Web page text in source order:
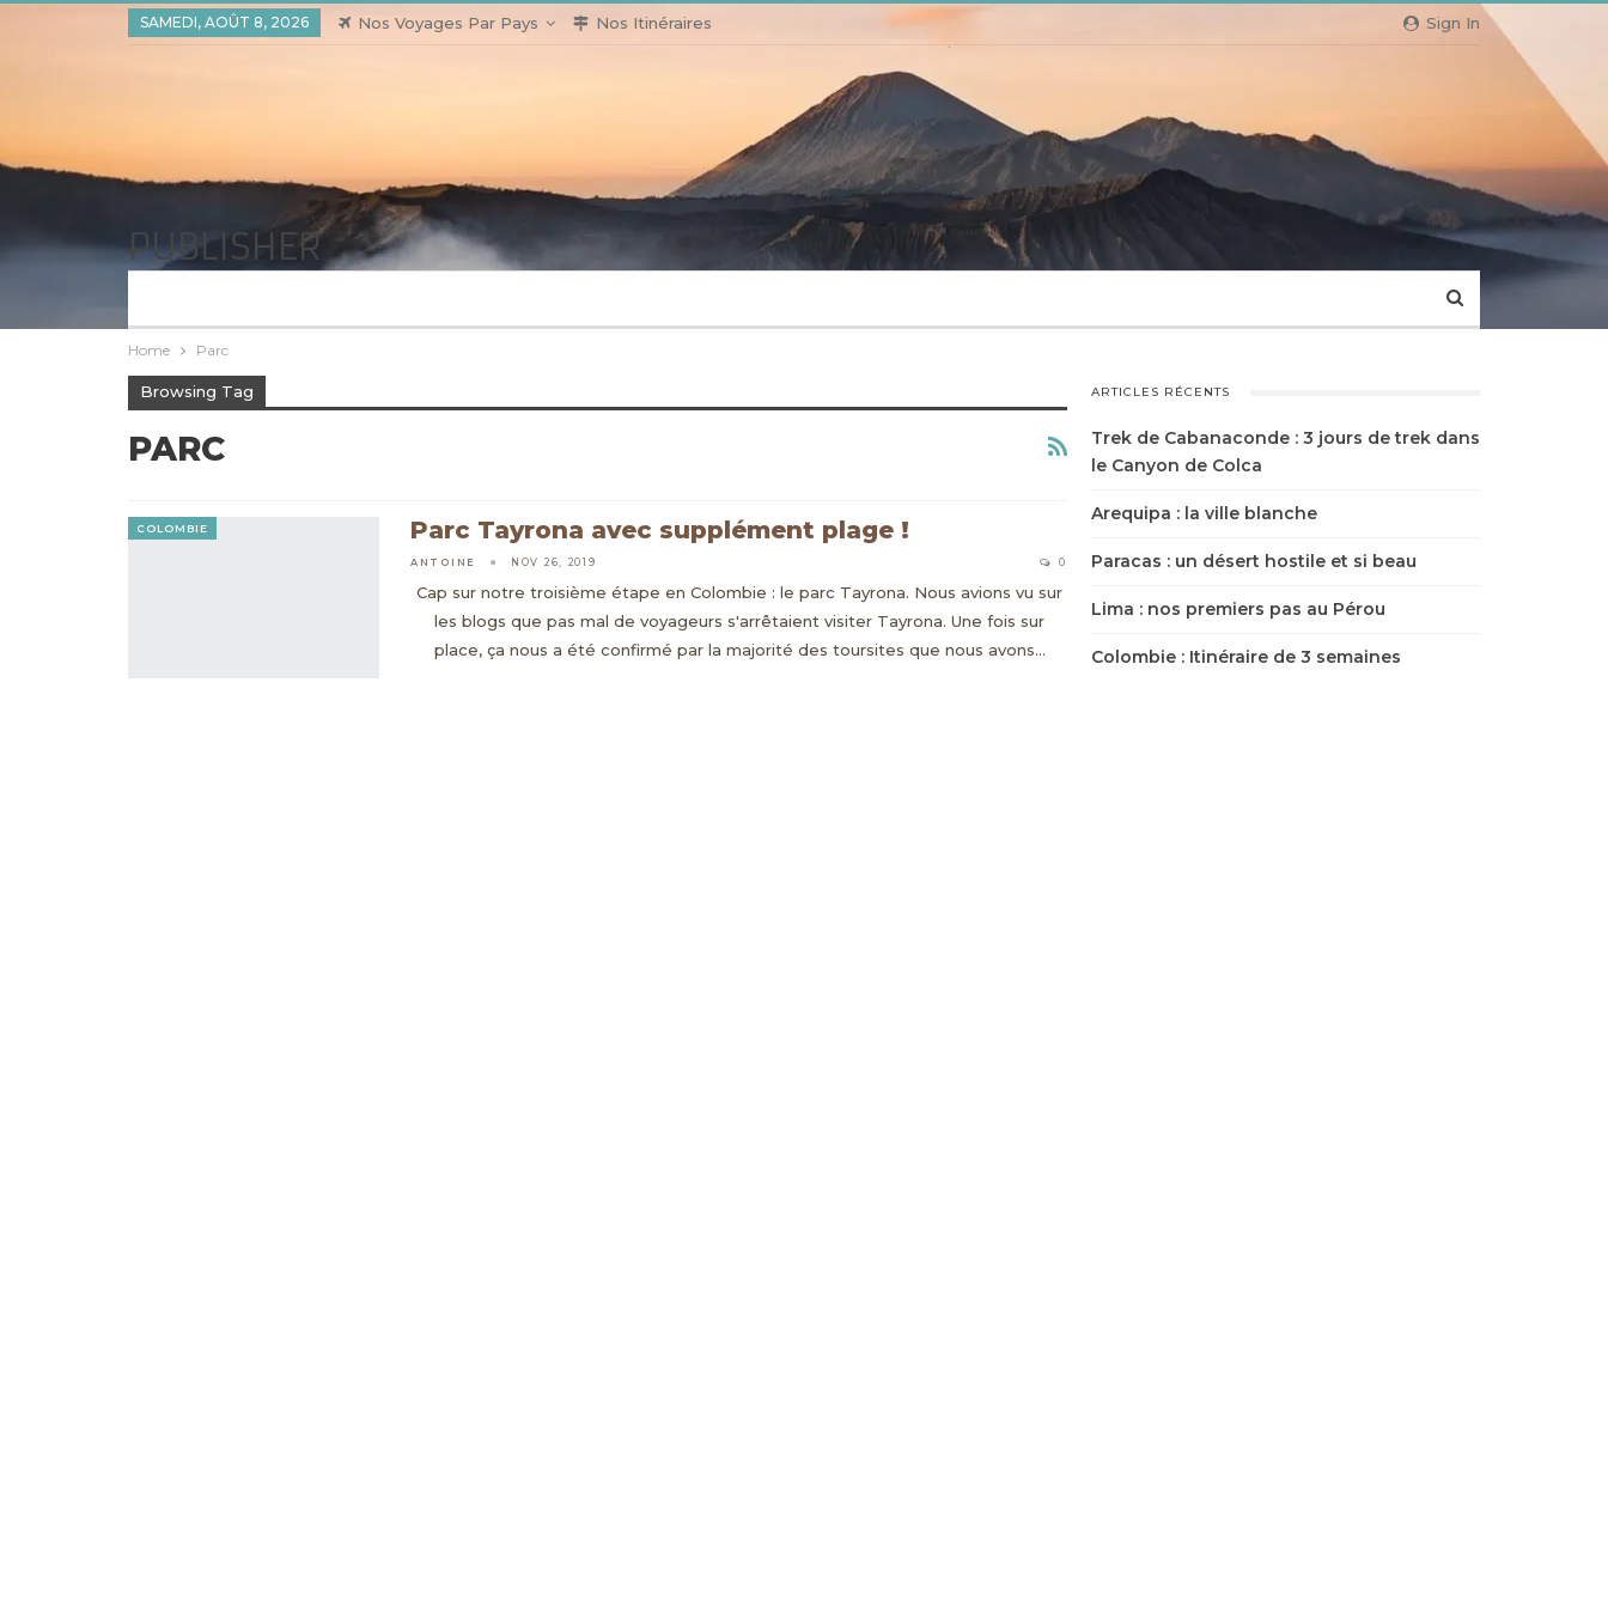
Sign In
SAMEDI, AOÛT 8, 2026 Nos Voyages Par Pays Nos Itinéraires
PUBLISHER
Home Parc
Browsing Tag
PARC
COLOMBIE Parc Tayrona avec supplément plage !
ANTOINE NOV 26, 2019 0
Cap sur notre troisième étape en Colombie : le parc Tayrona. Nous avions vu sur
les blogs que pas mal de voyageurs s'arrêtaient visiter Tayrona. Une fois sur
place, ça nous a été confirmé par la majorité des toursites que nous avons…
ARTICLES RÉCENTS
Trek de Cabanaconde : 3 jours de trek dans
le Canyon de Colca
Arequipa : la ville blanche
Paracas : un désert hostile et si beau
Lima : nos premiers pas au Pérou
Colombie : Itinéraire de 3 semaines